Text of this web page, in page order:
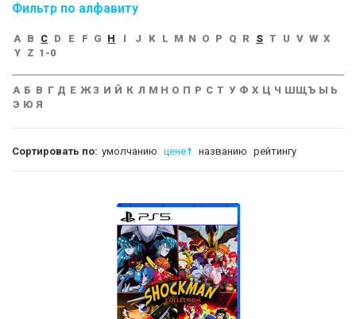
Фильтр по алфавиту
A B C D E F G H I J K L M N O P Q R S T U V W X
Y
Z 1-0
А Б В Г Д Е ЖЗ И Й К Л М Н О П Р С Т У Ф Х Ц Ч ШЩЪ Ы Ь
Э Ю Я
Сортировать по: умолчанию цене названию рейтингу